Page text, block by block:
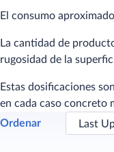
El consumo
La cantidad de
rugosidad de la
Estas dosificaciones
en cada caso concreto
Ordenar